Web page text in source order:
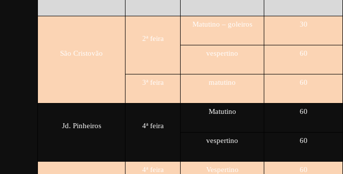
São Cristovão
2ª feira
Matutino – goleiros 30
vespertino 60
3ª feira matutino 60
Jd. Pinheiros 4ª feira
Matutino 60
vespertino 60
4ª feira Vespertino 60